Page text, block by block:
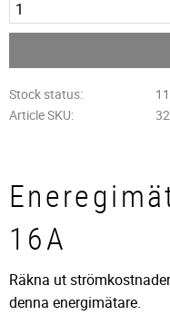
Stock status
Article SKU
16A
Räkna ut
denna energimätare.